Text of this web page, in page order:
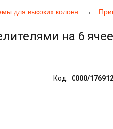
для высоких колонн
на 6
Код: 0000/176912